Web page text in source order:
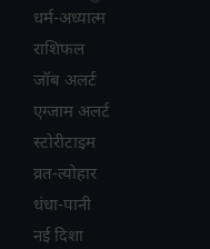
धर्म-अध्यात्म
राशिफल
जॉब अलर्ट
एग्जाम अलर्ट
स्टोरीटाइम
व्रत-त्योहार
धंधा-पानी
नई दिशा